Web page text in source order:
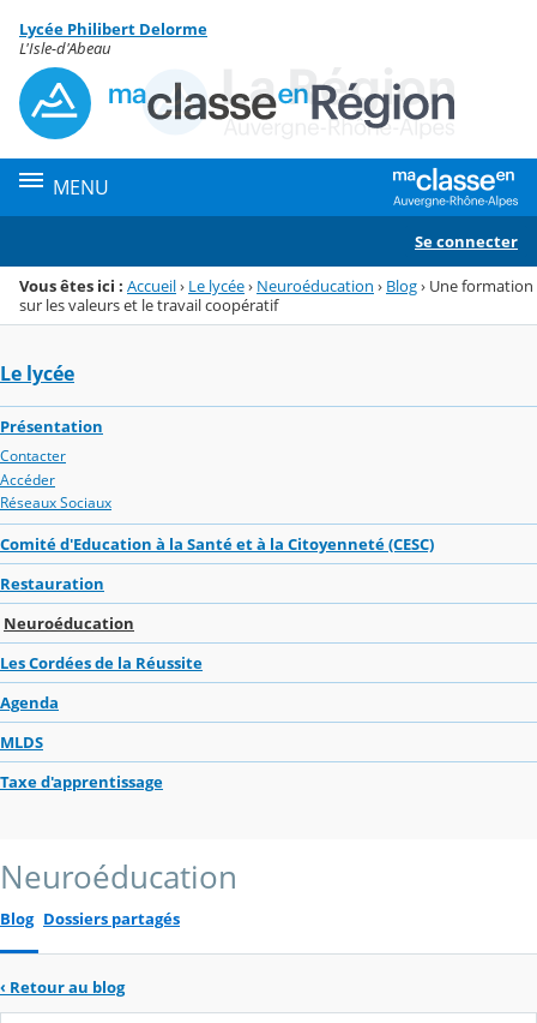
Menu de la rubrique
Contenu
Lycée Philibert Delorme
L'Isle-d'Abeau
MENU
Se connecter
Vous êtes ici : Accueil› Le lycée› Neuroéducation › Blog› Une formation
sur les valeurs et le travail coopératif
Le lycée
Présentation
Contacter
Accéder
Réseaux Sociaux
Comité d'Education à la Santé et à la Citoyenneté (CESC)
Restauration
Neuroéducation
Les Cordées de la Réussite
Agenda
MLDS
Taxe d'apprentissage
Neuroéducation
Blog Dossiers partagés
‹ Retour au blog